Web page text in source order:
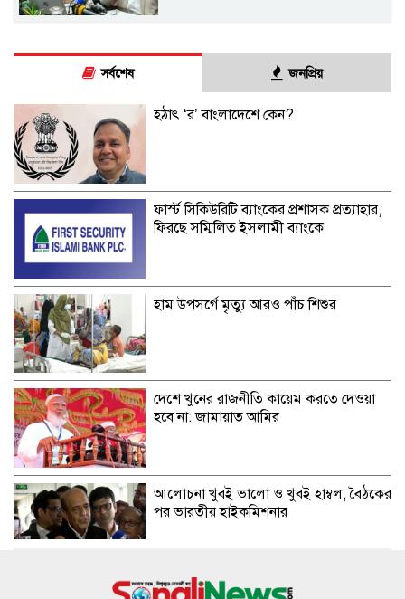
সর্বশেষ জনপ্রিয়
হঠাৎ ‘র’ বাংলাদেশে কেন?
ফার্স্ট সিকিউরিটি ব্যাংকের প্রশাসক প্রত্যাহার,
ফিরছে সম্মিলিত ইসলামী ব্যাংকে
হাম উপসর্গে মৃত্যু আরও পাঁচ শিশুর
দেশে খুনের রাজনীতি কায়েম করতে দেওয়া
হবে না: জামায়াত আমির
আলোচনা খুবই ভালো ও খুবই হাম্বল, বৈঠকের
পর ভারতীয় হাইকমিশনার
একাদশ শ্রেণিতে ভর্তির মূল্যায়নের পদ্ধতি